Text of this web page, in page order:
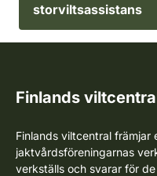
storviltsassistans
Finlands
Finlands viltcentral främjar
jaktvårdsföreningarnas
verkställs och svarar för